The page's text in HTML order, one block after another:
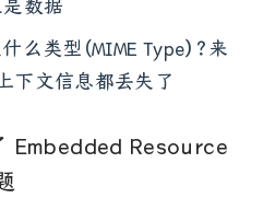
数据
么类型（MIME Type）？来
上下文信息都丢失了
Embedded Resource